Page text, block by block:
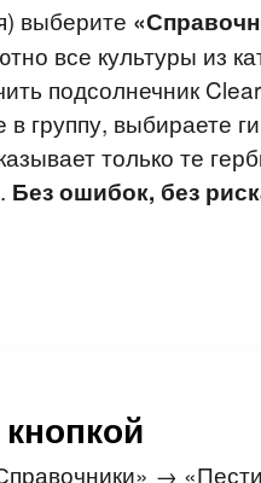
выберите
все культуры из
подсолнечник
в группу, выбираете
только те
Без ошибок, без
→